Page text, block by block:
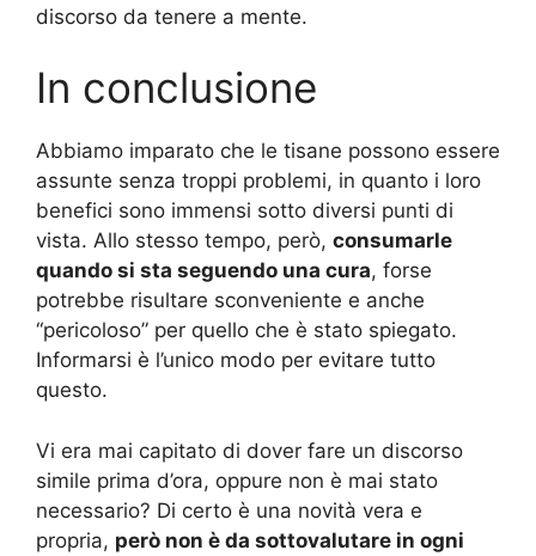
discorso da tenere a mente.
In conclusione
Abbiamo imparato che le tisane possono essere
assunte senza troppi problemi, in quanto i loro
benefici sono immensi sotto diversi punti di
vista. Allo stesso tempo, però, consumarle
quando si sta seguendo una cura, forse
potrebbe risultare sconveniente e anche
“pericoloso” per quello che è stato spiegato.
Informarsi è l’unico modo per evitare tutto
questo.
Vi era mai capitato di dover fare un discorso
simile prima d’ora, oppure non è mai stato
necessario? Di certo è una novità vera e
propria, però non è da sottovalutare in ogni